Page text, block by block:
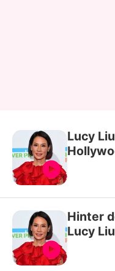
Lucy
Hinter
Lucy